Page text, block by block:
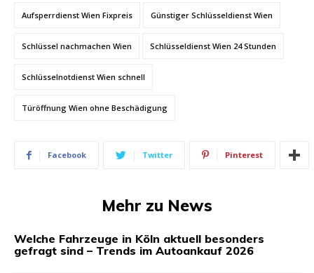
Aufsperrdienst Wien Fixpreis Günstiger Schlüsseldienst Wien
Schlüssel nachmachen Wien Schlüsseldienst Wien 24 Stunden
Schlüsselnotdienst Wien schnell
Türöffnung Wien ohne Beschädigung
Facebook Twitter Pinterest
Mehr zu News
Welche Fahrzeuge in Köln aktuell besonders
gefragt sind – Trends im Autoankauf 2026